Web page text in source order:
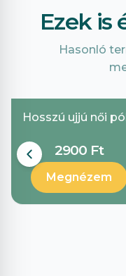
Ezek is
Hasonló
Hosszú ujjú női
2900 Ft
Megnézem